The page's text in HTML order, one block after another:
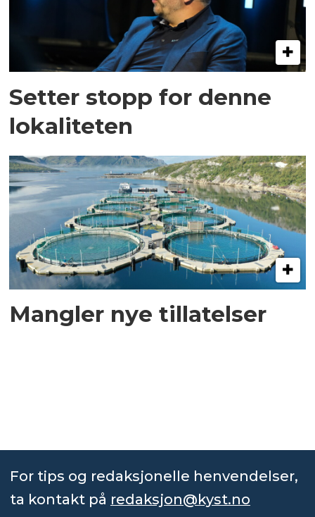
Setter stopp for denne
lokaliteten
Mangler nye tillatelser
For tips og redaksjonelle henvendelser,
ta kontakt på redaksjon@kyst.no